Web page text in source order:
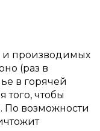
и производимых
(раз в
в горячей
того, чтобы
По возможности